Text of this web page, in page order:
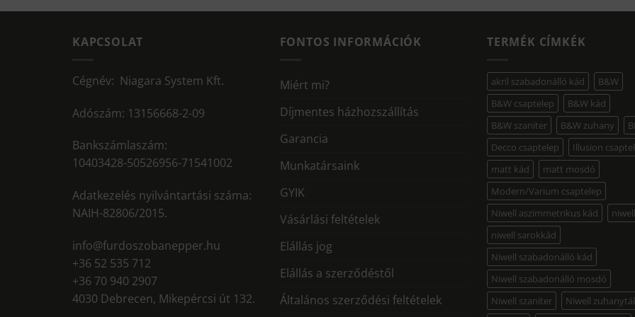
KAPCSOLAT
Cégnév: Niagara System Kft.
Adószám: 13156668-2-09
Bankszámlaszám:
10403428-50526956-71541002
Adatkezelés nyilvántartási száma:
NAIH-82806/2015.
info@furdoszobanepper.hu
+36 52 535 712
+36 70 940 2907
4030 Debrecen, Mikepércsi út 132.
FONTOS INFORMÁCIÓK
Miért mi?
Díjmentes házhozszállítás
Garancia
Munkatársaink
GYIK
Vásárlási feltételek
Elállás jog
Elállás a szerződéstől
Általános szerződési feltételek
TERMÉK CÍMKÉK
akril szabadonálló kád
B&W
B&W csaptelep
B&W kád
B&W szaniter
B&W zuhany
Decco csaptelep
Illusion
matt kád
matt mosdó
Modern/Varium csaptelep
Niwell aszimmetrikus kád
niwell sarokkád
Niwell szabadonálló kád
Niwell szabadonálló mosdó
Niwell szaniter
Niwell